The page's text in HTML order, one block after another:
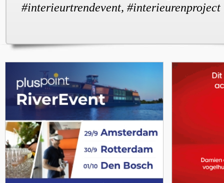
#interieurtrendevent, #interieurenproject